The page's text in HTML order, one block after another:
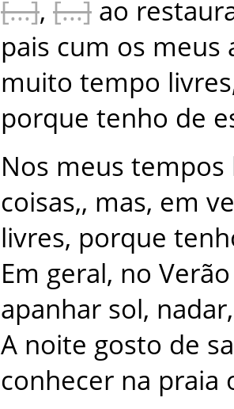
,
ao
pais cum os meus
muito tempo livres
porque tenho de
Nos meus tempos
coisas,, mas, em
livres, porque
Em geral, no Verão
apanhar sol, nadar,
A noite gosto de
conhecer na praia